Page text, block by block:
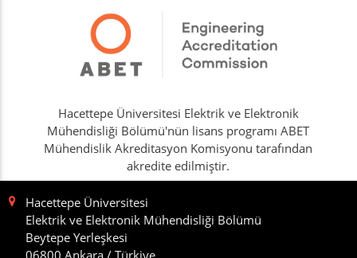
Hacettepe Üniversitesi Elektrik ve Elektronik
Mühendisliği Bölümü'nün lisans programı ABET
Mühendislik Akreditasyon Komisyonu tarafından
akredite edilmiştir.
Hacettepe Üniversitesi
Elektrik ve Elektronik Mühendisliği Bölümü
Beytepe Yerleşkesi
06800 Ankara / Türkiye